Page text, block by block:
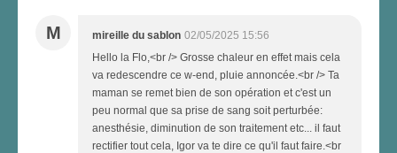
M mireille du sablon 02/05/2025 15:56
Hello la Flo,<br /> Grosse chaleur en effet mais cela
va redescendre ce w-end, pluie annoncée.<br /> Ta
maman se remet bien de son opération et c'est un
peu normal que sa prise de sang soit perturbée:
anesthésie, diminution de son traitement etc... il faut
rectifier tout cela, Igor va te dire ce qu'il faut faire.<br